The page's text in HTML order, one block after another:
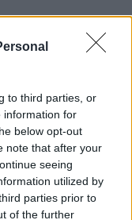
to third parties, or
information for
below opt-out
note that after your
seeing
utilized by
parties prior to
of the further